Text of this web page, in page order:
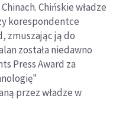
Chińskie władze
korespondentce
zmuszając ją do
została niedawno
Press Award za
przez władze w